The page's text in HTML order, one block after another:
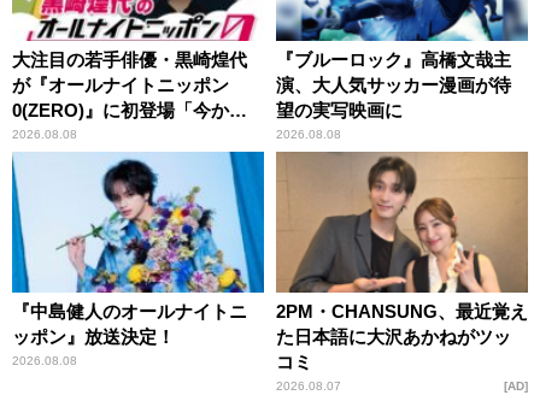
大注目の若手俳優・黒崎煌代
が『オールナイトニッポン
0(ZERO)』に初登場「今から
とてもワクワクしておりま
す！」
2026.08.08
『ブルーロック』高橋文哉主
演、大人気サッカー漫画が待
望の実写映画に
2026.08.08
『中島健人のオールナイトニ
ッポン』放送決定！
2026.08.08
2PM・CHANSUNG、最近覚え
た日本語に大沢あかねがツッ
コミ
2026.08.07 AD